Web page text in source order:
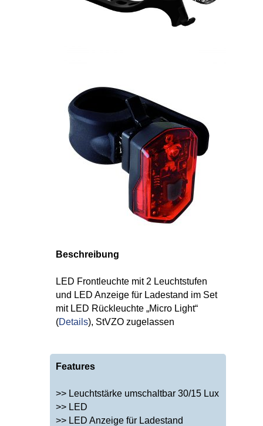
Beschreibung
LED Frontleuchte mit 2 Leuchtstufen
und LED Anzeige für Ladestand im Set
mit LED Rückleuchte „Micro Light“
(Details), StVZO zugelassen
Features
>> Leuchtstärke umschaltbar 30/15 Lux
>> LED
>> LED Anzeige für Ladestand